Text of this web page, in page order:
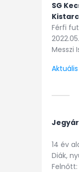
SG
Férfi
Messzi
14 év
Diák,
Felnőtt: